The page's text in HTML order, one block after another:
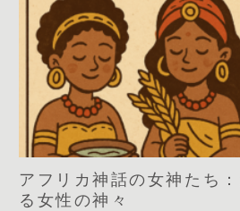
アフリカ神話の女神たち
る女性の神々